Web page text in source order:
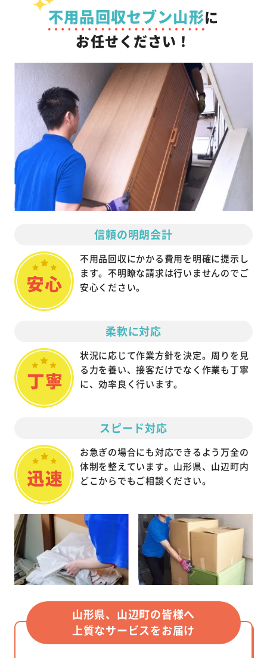
不用品回収セブン山形に
お任せください！
信頼の明朗会計
不用品回収にかかる費用を明確に提示し
ます。不明瞭な請求は行いませんのでご
安心ください。
柔軟に対応
状況に応じて作業方針を決定。周りを見
る力を養い、接客だけでなく作業も丁寧
に、効率良く行います。
スピード対応
お急ぎの場合にも対応できるよう万全の
体制を整えています。山形県、山辺町内
どこからでもご相談ください。
山形県、山辺町の皆様へ
上質なサービスをお届け